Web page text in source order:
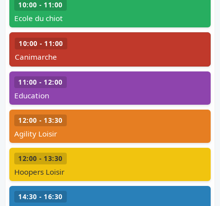
10:00 - 11:00
Ecole du chiot
10:00 - 11:00
Canimarche
11:00 - 12:00
Education
12:00 - 13:30
Agility Loisir
12:00 - 13:30
Hoopers Loisir
14:30 - 16:30